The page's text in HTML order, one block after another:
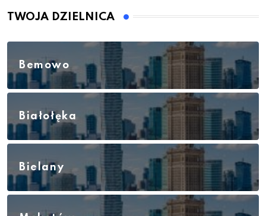
TWOJA DZIELNICA
Bemowo
Białołęka
Bielany